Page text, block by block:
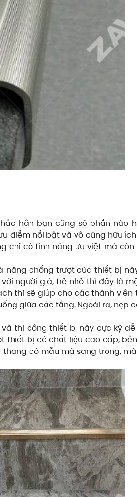
hẳn bạn cũng sẽ phần nào
điểm nổi bật và vô cùng hữu
chỉ có tính năng ưu việt mà còn
năng chống trượt của thiết bị
người già, trẻ nhỏ thì đây là
thì sẽ giúp cho các thành viên
giữa các tầng. Ngoài ra, nẹp
thi công thiết bị này cực kỳ
thiết bị có chất liệu cao cấp,
có mẫu mã sang trọng,